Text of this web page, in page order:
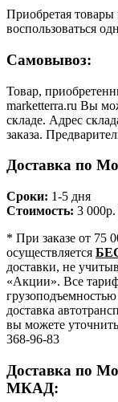
Приобретая
воспользоваться
Самовывоз:
Товар,
marketterra.ru Вы
складе. Адрес
заказа.
Доставка по
Сроки: 1-5 дня
Стоимость: 3
* При заказе от 75
осуществляется
доставки, не
«Акции». Все
доставка
вы можете
368-96-83
Доставка по
МКАД: